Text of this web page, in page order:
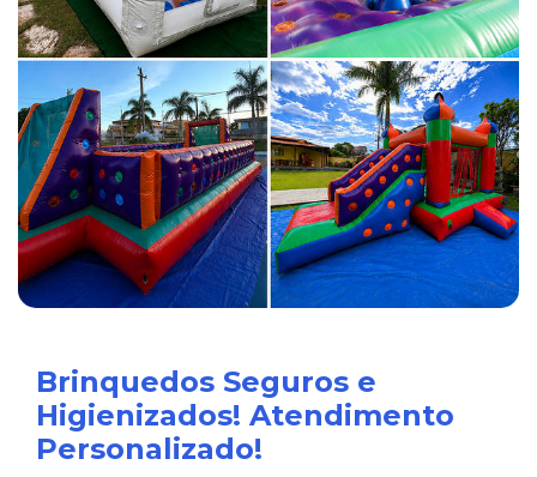
Brinquedos Seguros e
Higienizados! Atendimento
Personalizado!